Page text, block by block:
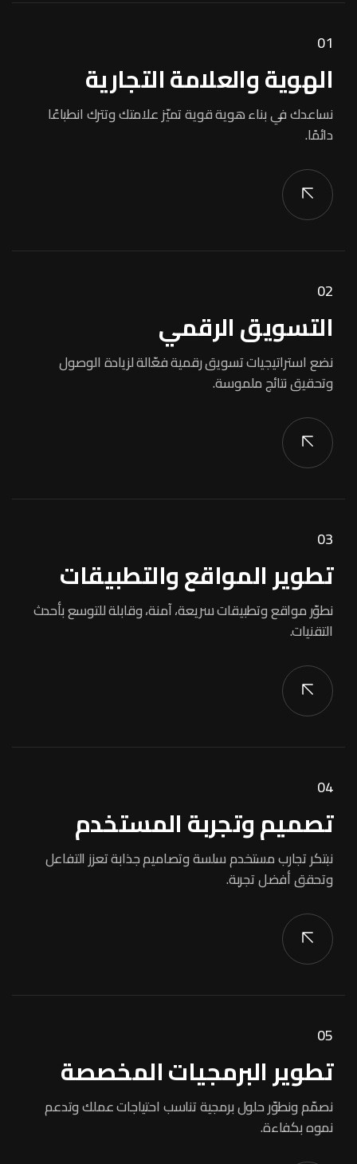
01
الهويةوالعلامة التجارية
نساعدك في بناء هوية قوية تميّز علامتك وتترك انطباعًا
دائمًا.
02
التسويق الرقمي
نضع استراتيجيات تسويق رقمية فعّالة لزيادة الوصول
وتحقيق نتائج ملموسة.
03
تطوير المواقع والتطبيقات
نطوّر مواقع وتطبيقات سريعة، آمنة، وقابلة للتوسع بأحدث
التقنيات.
04
تصميم وتجربة المستخدم
نبتكر تجارب مستخدم سلسة وتصاميم جذابة تعزز التفاعل
وتحقق أفضل تجربة.
05
تطوير البرمجيات المخصصة
نصمّم ونطوّر حلول برمجية تناسب احتياجات عملك وتدعم
نموه بكفاءة.